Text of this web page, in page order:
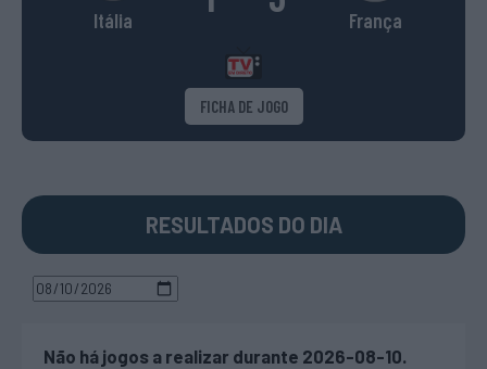
Itália França
FICHA DE JOGO
RESULTADOS DO DIA
Não há jogos a realizar durante 2026-08-10.